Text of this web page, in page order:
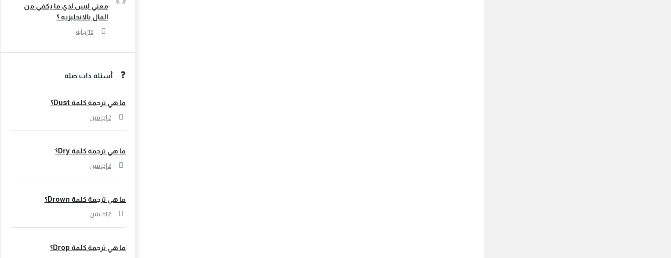
معني ليس لدي ما يكفي من
المال بالانجليزيه ؟
أسئلة ذات صلة
ما هي ترجمة كلمة Dust؟
‫2 إجابتين
ما هي ترجمة كلمة Dry؟
‫2 إجابتين
ما هي ترجمة كلمة Drown؟
‫2 إجابتين
ما هي ترجمة كلمة Drop؟